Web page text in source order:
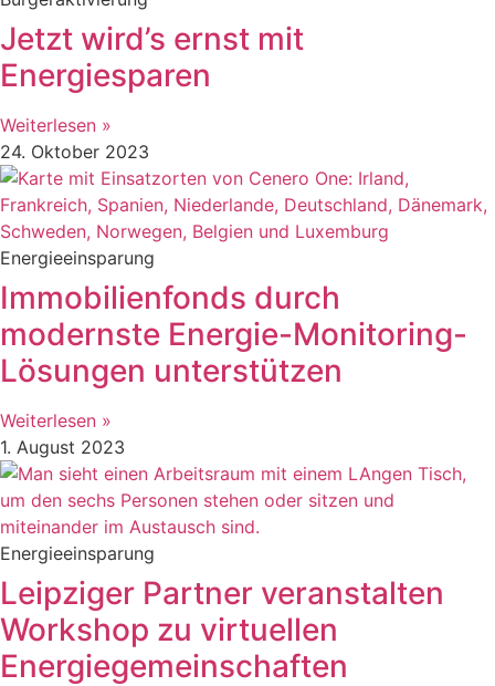
Jetzt wird’s ernst mit
Energiesparen
Weiterlesen »
24. Oktober 2023
Energieeinsparung
Immobilienfonds durch
modernste Energie-Monitoring-
Lösungen unterstützen
Weiterlesen »
1. August 2023
Energieeinsparung
Leipziger Partner veranstalten
Workshop zu virtuellen
Energiegemeinschaften